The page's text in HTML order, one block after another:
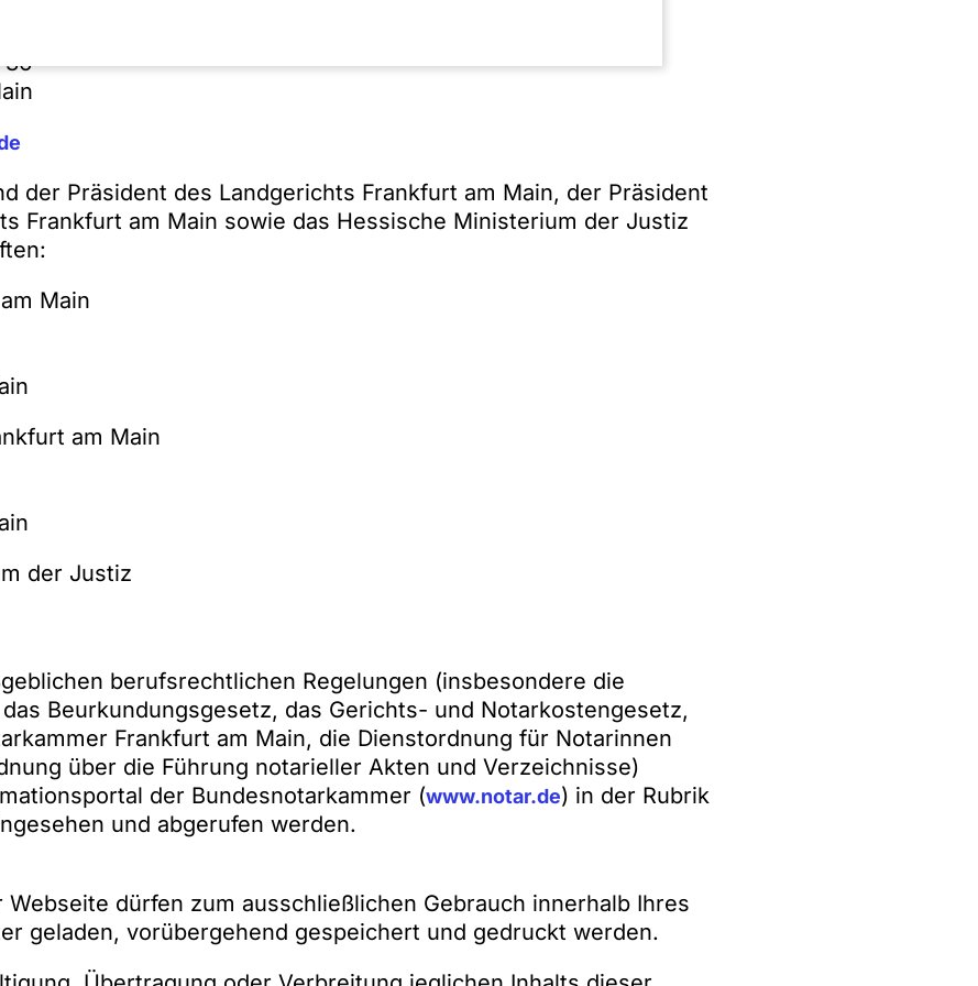
Notarkammer Frankfurt am Main lauten:
am Main
36
der Präsident des Landgerichts Frankfurt am Main, der Präsident
Frankfurt am Main sowie das Hessische Ministerium der Justiz
Main
am Main
der Justiz
berufsrechtlichen Regelungen (insbesondere die
Beurkundungsgesetz, das Gerichts- und Notarkostengesetz,
Frankfurt am Main, die Dienstordnung für Notarinnen
über die Führung notarieller Akten und Verzeichnisse)
der Bundesnotarkammer (www.notar.de) in der Rubrik
und abgerufen werden.
Webseite dürfen zum ausschließlichen Gebrauch innerhalb Ihres
geladen, vorübergehend gespeichert und gedruckt werden.